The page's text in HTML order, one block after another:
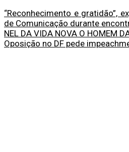
“Reconhecimento e gratidão”,
de Comunicação durante
NEL DA VIDA NOVA O HOMEM
Oposição no DF pede